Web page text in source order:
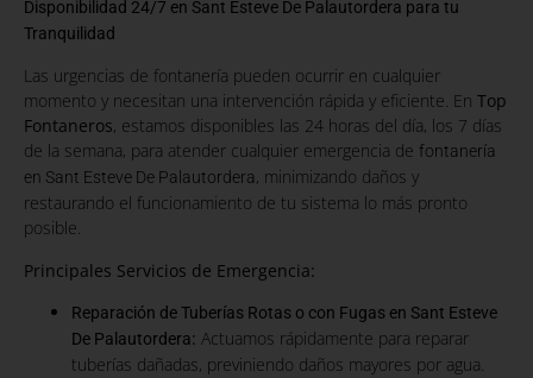
Disponibilidad 24/7 en Sant Esteve De Palautordera para tu
Tranquilidad
Las urgencias de fontanería pueden ocurrir en cualquier
momento y necesitan una intervención rápida y eficiente. En Top
Fontaneros, estamos disponibles las 24 horas del día, los 7 días
de la semana, para atender cualquier emergencia de fontanería
en Sant Esteve De Palautordera, minimizando daños y
restaurando el funcionamiento de tu sistema lo más pronto
posible.
Principales Servicios de Emergencia:
Reparación de Tuberías Rotas o con Fugas en Sant Esteve
De Palautordera: Actuamos rápidamente para reparar
tuberías dañadas, previniendo daños mayores por agua.